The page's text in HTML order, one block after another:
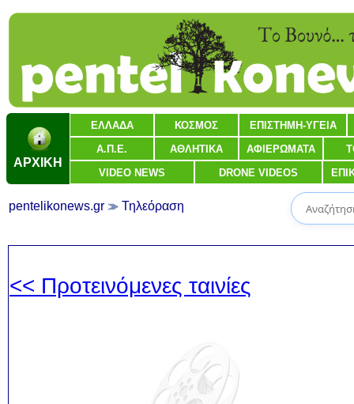
ΑΡΧΙΚΗ
ΕΛΛΑΔΑ ΚΟΣΜΟΣ ΕΠΙΣΤΗΜΗ-ΥΓΕΙΑ
Α.Π.Ε. ΑΘΛΗΤΙΚΑ ΑΦΙΕΡΩΜΑΤΑ
VIDEO NEWS DRONE VIDEOS
pentelikonews.gr Τηλεόραση
<< Προτεινόμενες ταινίες